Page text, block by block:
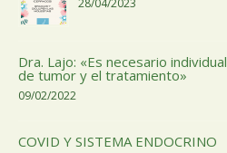
28/04/2023
Dra. Lajo: «Es necesario
de tumor y el tratamiento»
09/02/2022
COVID Y SISTEMA ENDOCRINO